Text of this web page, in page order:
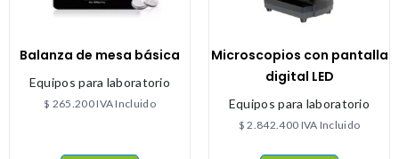
Balanza de mesa básica
Equipos para laboratorio
$ 265.200IVA Incluido
Microscopios con pantalla
digital LED
Equipos para laboratorio
$ 2.842.400 IVA Incluido